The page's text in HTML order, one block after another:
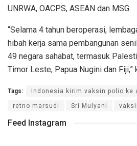
UNRWA, OACPS, ASEAN dan MSG.
“Selama 4 tahun beroperasi,
hibah kerja sama pembangunan
49 negara sahabat, termasuk
Timor Leste, Papua Nugini dan Fiji,”
Tags: Indonesia kirim vaksin polio ke
retno marsudi Sri Mulyani
Feed Instagram